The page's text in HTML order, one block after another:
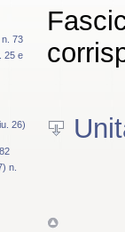
73
25 e
26)
n.